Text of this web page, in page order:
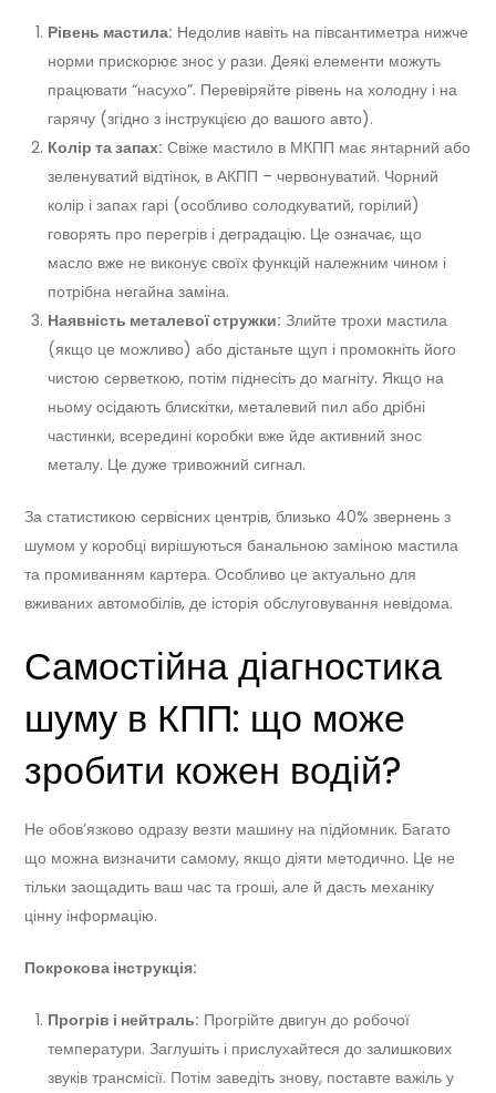
Рівень мастила: Недолив навіть на півсантиметра нижче
норми прискорює знос у рази. Деякі елементи можуть
працювати “насухо”. Перевіряйте рівень на холодну і на
гарячу (згідно з інструкцією до вашого авто).
Колір та запах: Свіже мастило в МКПП має янтарний або
зеленуватий відтінок, в АКПП – червонуватий. Чорний
колір і запах гарі (особливо солодкуватий, горілий)
говорять про перегрів і деградацію. Це означає, що
масло вже не виконує своїх функцій належним чином і
потрібна негайна заміна.
Наявність металевої стружки: Злийте трохи мастила
(якщо це можливо) або дістаньте щуп і промокніть його
чистою серветкою, потім піднесіть до магніту. Якщо на
ньому осідають блискітки, металевий пил або дрібні
частинки, всередині коробки вже йде активний знос
металу. Це дуже тривожний сигнал.
За статистикою сервісних центрів, близько 40% звернень з
шумом у коробці вирішуються банальною заміною мастила
та промиванням картера. Особливо це актуально для
вживаних автомобілів, де історія обслуговування невідома.
Самостійна діагностика
шуму в КПП: що може
зробити кожен водій?
Не обов’язково одразу везти машину на підйомник. Багато
що можна визначити самому, якщо діяти методично. Це не
тільки заощадить ваш час та гроші, але й дасть механіку
цінну інформацію.
Покрокова інструкція:
Прогрів і нейтраль: Прогрійте двигун до робочої
температури. Заглушіть і прислухайтеся до залишкових
звуків трансмісії. Потім заведіть знову, поставте важіль у